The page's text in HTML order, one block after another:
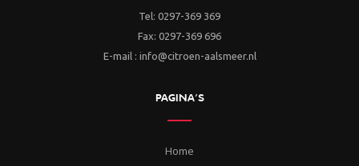
Tel: 0297-369 369
Fax: 0297-369 696
E-mail : info@citroen-aalsmeer.nl
PAGINA’S
Home